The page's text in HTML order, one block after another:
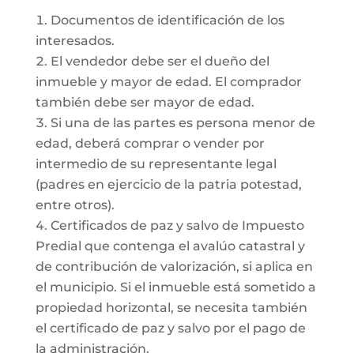
Documentos de identificación de los
interesados.
El vendedor debe ser el dueño del
inmueble y mayor de edad. El comprador
también debe ser mayor de edad.
Si una de las partes es persona menor de
edad, deberá comprar o vender por
intermedio de su representante legal
(padres en ejercicio de la patria potestad,
entre otros).
Certificados de paz y salvo de Impuesto
Predial que contenga el avalúo catastral y
de contribución de valorización, si aplica en
el municipio. Si el inmueble está sometido a
propiedad horizontal, se necesita también
el certificado de paz y salvo por el pago de
la administración.